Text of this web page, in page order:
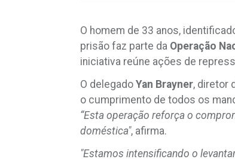
O homem de 33 anos,
prisão faz parte da Operação
iniciativa reúne ações de
O delegado Yan Brayner, diretor
o cumprimento de todos os
“Esta operação reforça o
doméstica", afirma.
"Estamos intensificando o